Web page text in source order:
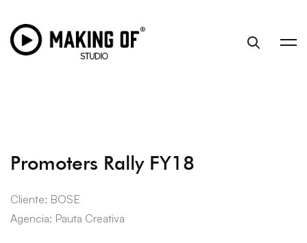
Promoters Rally FY18
Cliente: BOSE
Agencia: Pauta Creativa